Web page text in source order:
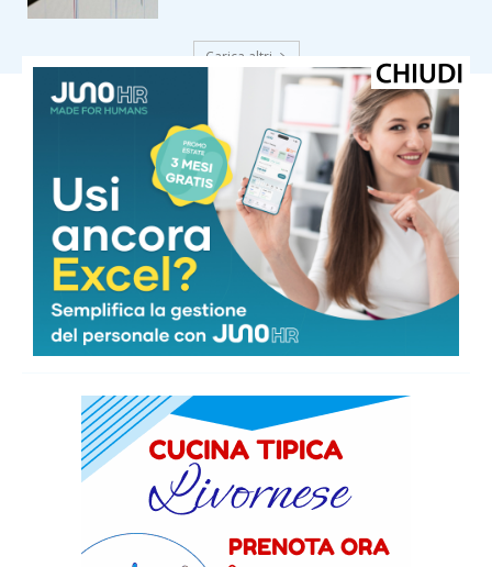
Carica altri
COMUNE DI MASSA
34.7°C 34.7 °
°
48 % 2.9kmh 0 %
VEN
35°
SAB
34°
DOM
32° 32° 31°